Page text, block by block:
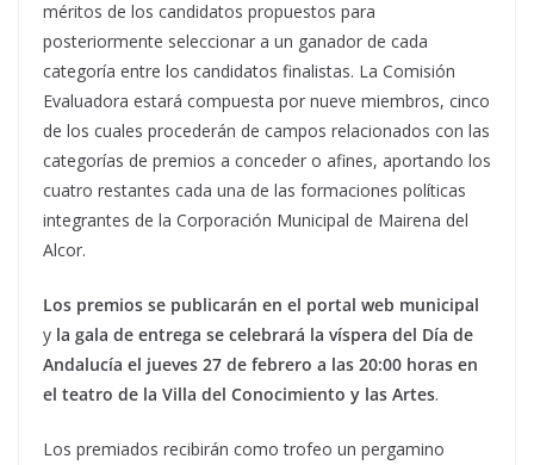
méritos de los candidatos propuestos para
posteriormente seleccionar a un ganador de cada
categoría entre los candidatos finalistas. La Comisión
Evaluadora estará compuesta por nueve miembros, cinco
de los cuales procederán de campos relacionados con las
categorías de premios a conceder o afines, aportando los
cuatro restantes cada una de las formaciones políticas
integrantes de la Corporación Municipal de Mairena del
Alcor.
Los premios se publicarán en el portal web municipal
y la gala de entrega se celebrará la víspera del Día de
Andalucía el jueves 27 de febrero a las 20:00 horas en
el teatro de la Villa del Conocimiento y las Artes.
Los premiados recibirán como trofeo un pergamino